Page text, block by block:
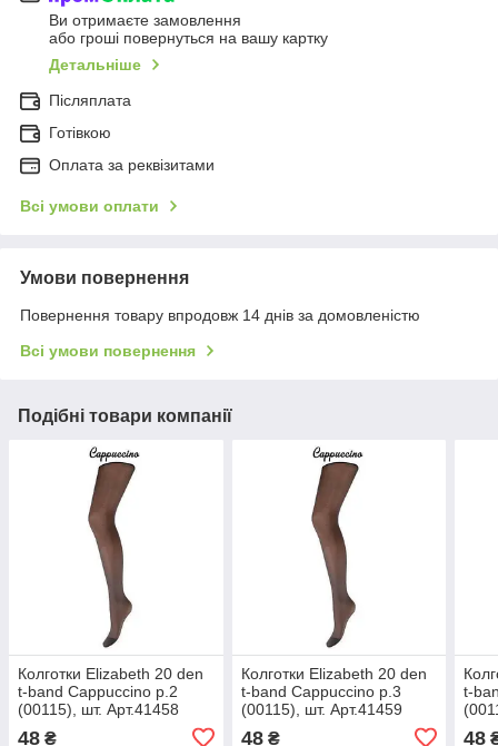
Ви отримаєте замовлення
або гроші повернуться на вашу картку
Детальніше
Післяплата
Готівкою
Оплата за реквізитами
Всі умови оплати
Умови повернення
Повернення товару впродовж 14 днів за домовленістю
Всі умови повернення
Подібні товари компанії
Колготки Elizabeth 20 den
t-band Cappuccino р.2
(00115), шт. Арт.41458
48 ₴
Колготки Elizabeth 20 den
t-band Cappuccino р.3
(00115), шт. Арт.41459
48₴
t-
48